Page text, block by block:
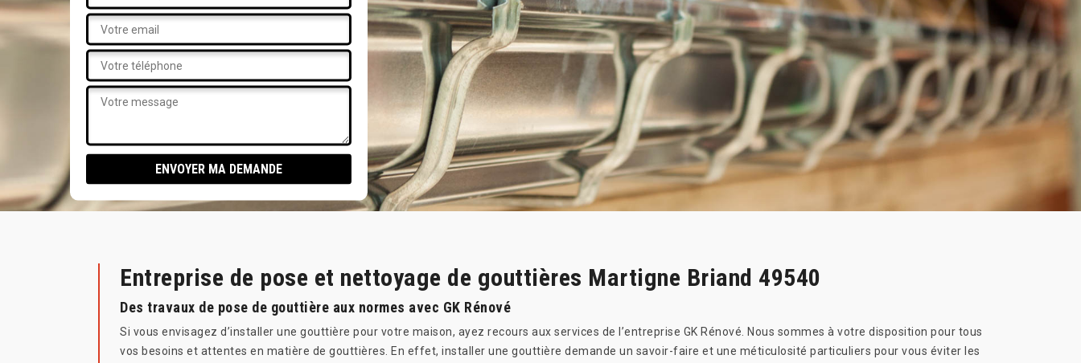
Entreprise de pose et nettoyage de gouttières Martigne Briand 49540
Des travaux de pose de gouttière aux normes avec GK Rénové
Si vous envisagez d’installer une gouttière pour votre maison, ayez recours aux services de l’entreprise GK Rénové. Nous sommes à votre disposition pour tous
vos besoins et attentes en matière de gouttières. En effet, installer une gouttière demande un savoir-faire et une méticulosité particuliers pour vous éviter les